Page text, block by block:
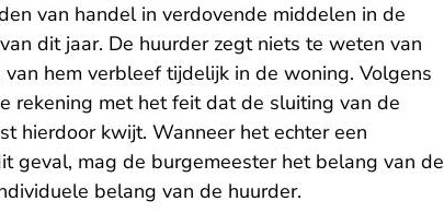
van handel in verdovende middelen in de
dit jaar. De huurder zegt niets te weten van
hem verbleef tijdelijk in de woning. Volgens
rekening met het feit dat de sluiting van de
hierdoor kwijt. Wanneer het echter een
geval, mag de burgemeester het belang van de
belang van de huurder.